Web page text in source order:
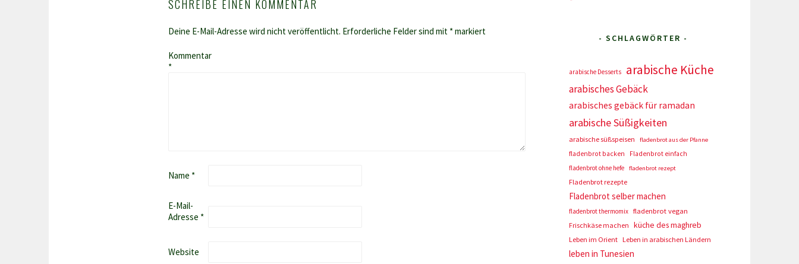
SCHREIBE EINEN KOMMENTAR
Deine E-Mail-Adresse wird nicht veröffentlicht. Erforderliche Felder sind mit *markiert
Kommentar
*
Name *
E-Mail-
Adresse *
Website
- SCHLAGWÖRTER -
arabische Desserts arabische Küche
arabisches Gebäck
arabisches gebäck für ramadan
arabische Süßigkeiten
arabische süßspeisen fladenbrot aus der Pfanne
fladenbrot backen
Fladenbrot einfach
fladenbrot ohne hefe
fladenbrot rezept
Fladenbrot rezepte
Fladenbrot selber machen
fladenbrot thermomix fladenbrot vegan
Frischkäse machen küche des maghreb
Leben im Orient Leben in arabischen Ländern
leben in Tunesien